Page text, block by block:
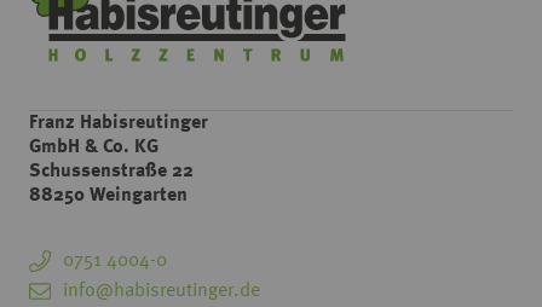
Franz Habisreutinger
GmbH & Co. KG
Schussenstraße 22
88250 Weingarten
0751 4004-0
info@habisreutinger.de